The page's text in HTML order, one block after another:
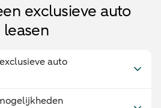
exclusieve auto
leasen
auto